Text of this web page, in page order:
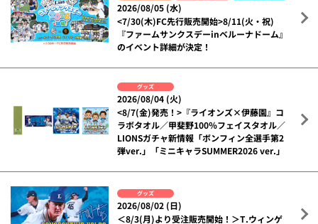
2026/08/05 (水)
<7/30(木)FC先行販売開始>8/11(火・祝)
『ファームサンクスデーinベルーナドーム』
のイベント詳細が決定！
グッズ
2026/08/04 (火)
<8/7(金)発売！>『ライオンズ×伊藤園』コ
ラボタオル／甲斐野100％フェイスタオル／
LIONSガチャ新情報「ボンフィン全選手第2
弾ver.」「ミニキャラSUMMER2026 ver.」
グッズ
2026/08/02 (日)
＜8/3(月)より受注販売開始！＞T.ウィンゲ